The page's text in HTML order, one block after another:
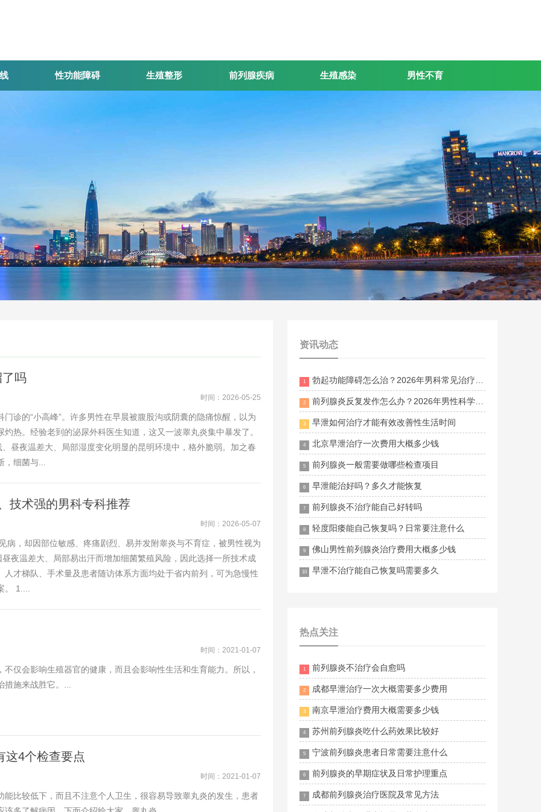
性功能障碍 生殖整形 前列腺疾病 生殖感染 男性不育
吗
时间：2026-05-25
诊的“小高峰”。许多男性在早晨被腹股沟或阴囊的隐痛惊醒，以为
热。经验老到的泌尿外科医生知道，这又一波睾丸炎集中暴发了。
昼夜温差大、局部湿度变化明显的昆明环境中，格外脆弱。加之春
细菌与...
技术强的男科专科推荐
时间：2026-05-07
病，却因部位敏感、疼痛剧烈、易并发附睾炎与不育症，被男性视为
夜温差大、局部易出汗而增加细菌繁殖风险，因此选择一所技术成
才梯队、手术量及患者随访体系方面均处于省内前列，可为急慢性
1....
时间：2021-01-07
仅会影响生殖器官的健康，而且会影响性生活和生育能力。所以，
施来战胜它。...
这4个检查要点
时间：2021-01-07
比较低下，而且不注意个人卫生，很容易导致睾丸炎的发生，患者
资讯动态
1 勃起功能障碍怎么治？2026年男科常见治疗方法与调理建议
2 前列腺炎反复发作怎么办？2026年男性科学治疗与日常护理指南
3 早泄如何治疗才能有效改善性生活时间
4 北京早泄治疗一次费用大概多少钱
5 前列腺炎一般需要做哪些检查项目
6 早泄能治好吗？多久才能恢复
7 前列腺炎不治疗能自己好转吗
8 轻度阳痿能自己恢复吗？日常要注意什么
9 佛山男性前列腺炎治疗费用大概多少钱
10 早泄不治疗能自己恢复吗需要多久
热点关注
1 前列腺炎不治疗会自愈吗
2 成都早泄治疗一次大概需要多少费用
3 南京早泄治疗费用大概需要多少钱
4 苏州前列腺炎吃什么药效果比较好
5 宁波前列腺炎患者日常需要注意什么
6 前列腺炎的早期症状及日常护理重点
7 成都前列腺炎治疗医院及常见方法